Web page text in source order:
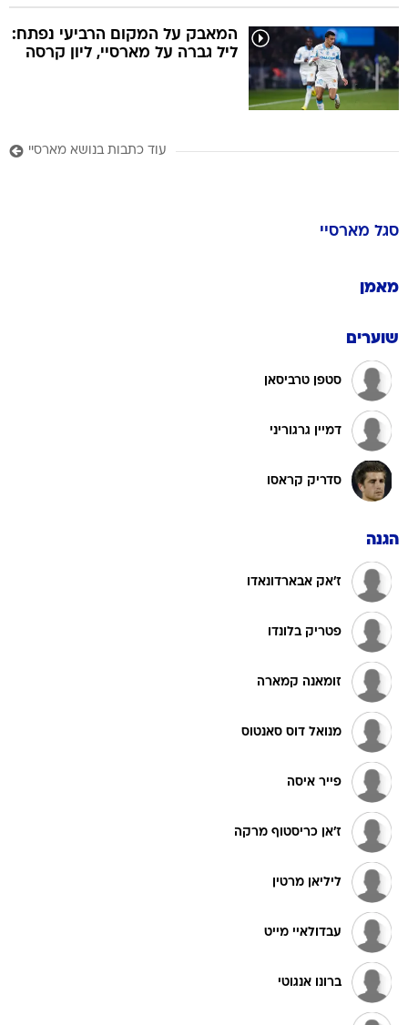
המאבק על המקום הרביעי נפתח:
ליל גברה על מארסיי, ליון קרסה
עוד כתבות בנושא מארסיי
סגל מארסיי
מאמן
שוערים
סטפן טרביסאן
דמיין גרגוריני
סדריק קראסו
הגנה
ז'אק אבארדונאדו
פטריק בלונדו
זומאנה קמארה
מנואל דוס סאנטוס
פייר איסה
ז'אן כריסטוף מרקה
ליליאן מרטין
עבדולאיי מייט
ברונו אנגוטי